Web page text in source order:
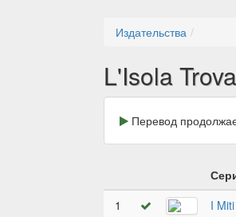
Издательства
L'Isola
Перевод
1
I